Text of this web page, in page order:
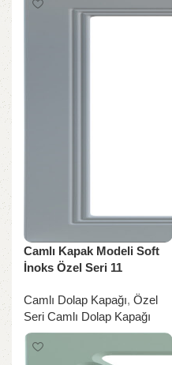
Camlı Kapak Modeli Soft
İnoks Özel Seri 11
Camlı Dolap Kapağı, Özel
Seri Camlı Dolap Kapağı